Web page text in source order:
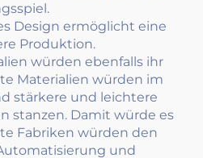
Design ermöglicht eine
Produktion.
würden ebenfalls ihr
Materialien würden im
stärkere und leichtere
stanzen. Damit würde es
Fabriken würden den
und